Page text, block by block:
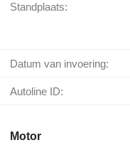
Standplaats:
Datum van invoering:
Autoline ID:
Motor